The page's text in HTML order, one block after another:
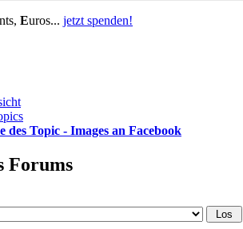
Euros... jetzt spenden!
des Topic - Images an Facebook
Forums